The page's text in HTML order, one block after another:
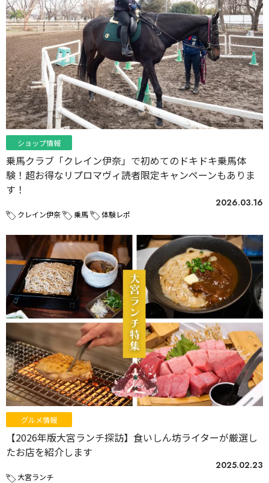
ショップ情報
乗馬クラブ「クレイン伊奈」で初めてのドキドキ乗馬体
験！超お得なリプロマヴィ読者限定キャンペーンもありま
す！
2026.03.16
クレイン伊奈 乗馬 体験レポ
グルメ情報
【2026年版大宮ランチ探訪】食いしん坊ライターが厳選し
たお店を紹介します
2025.02.23
大宮ランチ